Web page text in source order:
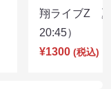
翔ライブZ
20:45）
¥1300 (税込)